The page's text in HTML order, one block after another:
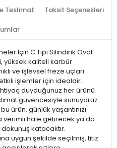
Teslimat Taksit Seçenekleri
İçin C Tipi Silindirik Oval
yüksek kaliteli karbür
ve işlevsel freze uçları
işlemler için idealdir.
duyduğunuz her ürünü
güvencesiyle sunuyoruz.
ürün, günlük yaşantınızı
verimli hale getirecek ya da
katacaktır.
uygun şekilde seçilmiş, titiz